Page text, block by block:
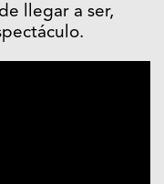
llegar a ser,